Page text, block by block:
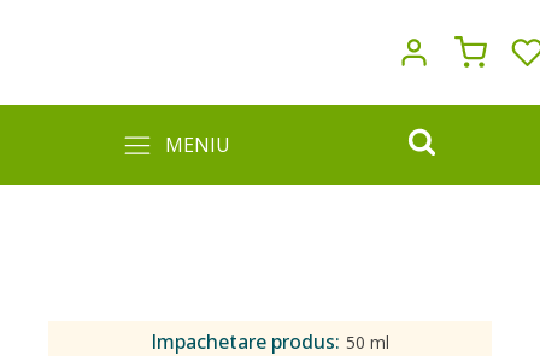
MENIU
Impachetare produs: 50 ml